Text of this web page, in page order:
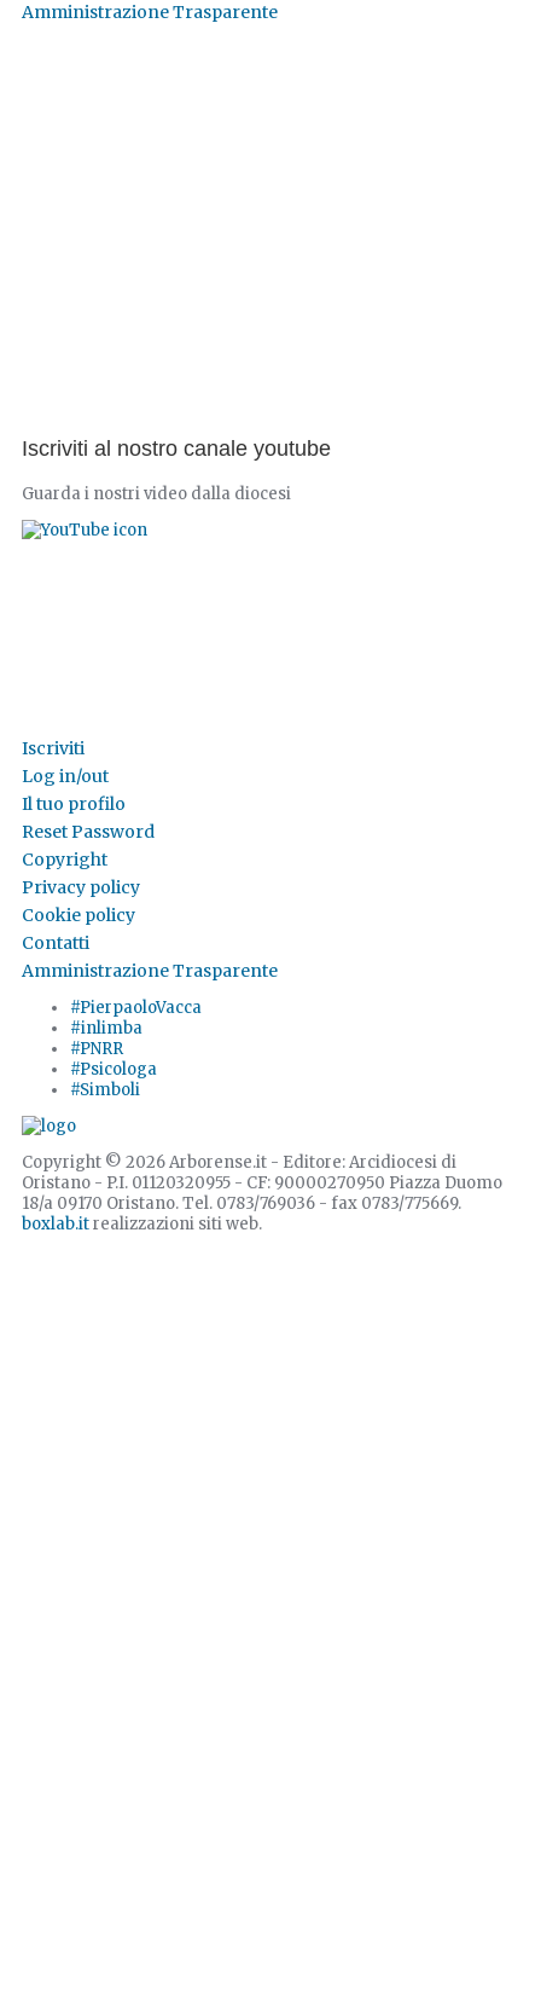
Amministrazione Trasparente
Iscriviti al nostro canale youtube
Guarda i nostri video dalla diocesi
Iscriviti
Log in/out
Il tuo profilo
Reset Password
Copyright
Privacy policy
Cookie policy
Contatti
Amministrazione Trasparente
#PierpaoloVacca
#inlimba
#PNRR
#Psicologa
#Simboli
Copyright © 2026 Arborense.it - Editore: Arcidiocesi di
Oristano - P.I. 01120320955 - CF: 90000270950 Piazza Duomo
18/a 09170 Oristano. Tel. 0783/769036 - fax 0783/775669.
boxlab.itrealizzazioni siti web.